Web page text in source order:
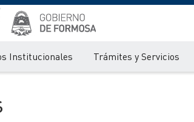
Institucionales Trámites y Servicios